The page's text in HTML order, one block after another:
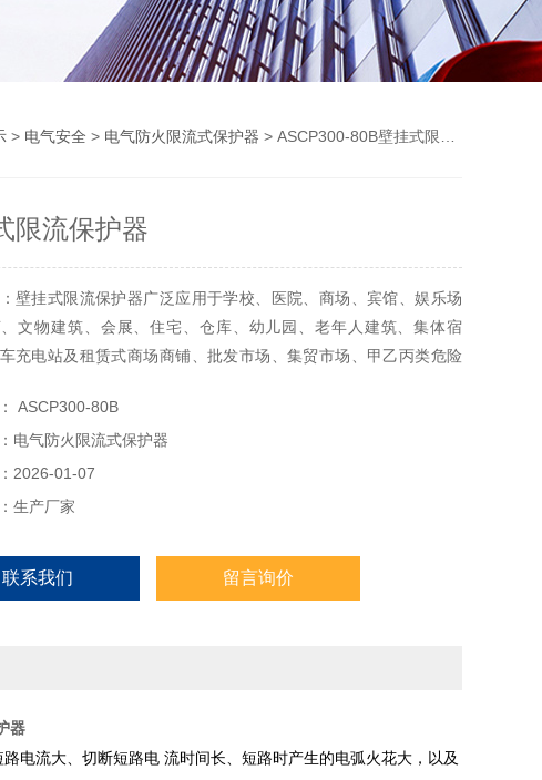
> 电气安全 > 电气防火限流式保护器 > ASCP300-80B壁挂式限流保护器
限流保护器
壁挂式限流保护器广泛应用于学校、医院、商场、宾馆、娱乐场
文物建筑、会展、住宅、仓库、幼儿园、老年人建筑、集体宿
充电站及租赁式商场商铺、批发市场、集贸市场、甲乙丙类危险
ASCP300-80B
电气防火限流式保护器
2026-01-07
生产厂家
联系我们 留言询价
器
电流大、切断短路电 流时间长、短路时产生的电弧火花大，以及